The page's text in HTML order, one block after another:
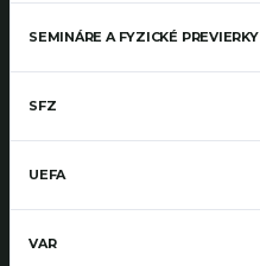
SEMINÁRE A FYZICKÉ PREVIERKY
SFZ
UEFA
VAR